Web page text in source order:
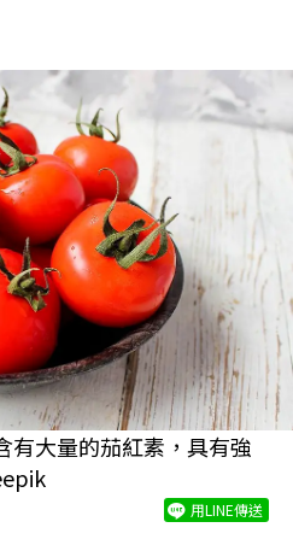
有大量的茄紅素，具有強
用LINE傳送